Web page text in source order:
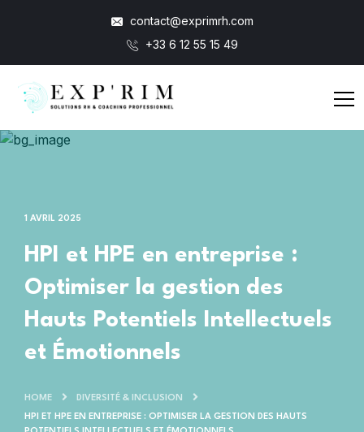
contact@exprimrh.com
+33 6 12 55 15 49
1 AVRIL 2025
HPI et HPE en entreprise :
Optimiser la gestion des
Hauts Potentiels Intellectuels
et Émotionnels
HOME DIVERSITÉ & INCLUSION
HPI ET HPE EN ENTREPRISE : OPTIMISER LA GESTION DES HAUTS